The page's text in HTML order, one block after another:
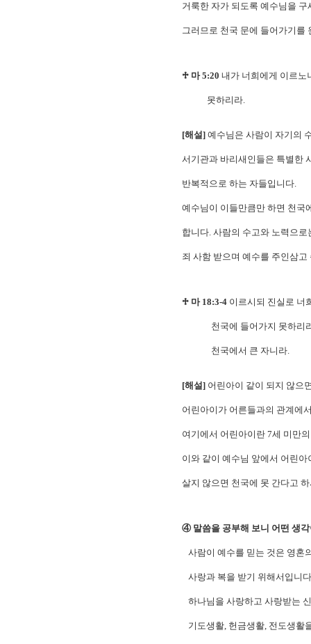
거룩한 자가 되도록 예수님을
그러므로 천국 문에 들어가기를
♱ 마 5:20 내가 너희에게 이르노
못하리라.
[해설] 예수님은 사람이 자기의
서기관과 바리새인들은 특별한
반복적으로 하는 자들입니다.
예수님이 이들만큼만 하면 천국
합니다. 사람의 수고와 노력으
죄 사함 받으며 예수를 주인삼
♱ 마 18:3-4 이르시되 진실로 너
천국에 들어가지 못하리라. /
천국에서 큰 자니라.
[해설] 어린아이 같이 되지 않으
어린아이가 어른들과의 관계에
여기에서 어린아이란 7세 미만
이와 같이 예수님 앞에서 어린
살지 않으면 천국에 못 간다고
④ 말씀을 공부해 보니 어떤 생
사람이 예수를 믿는 것은 영혼
사랑과 복을 받기 위해서입니
하나님을 사랑하고 사랑받는
기도생활, 헌금생활, 전도생활